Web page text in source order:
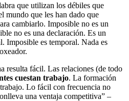
que utilizan los débiles que
mundo que les han dado que
cambiarlo. Imposible no es un
no es una declaración. Es un
Imposible es temporal. Nada es
resulta fácil. Las relaciones (de todo
cuestan trabajo. La formación
Lo fácil con frecuencia no
una ventaja competitiva” –